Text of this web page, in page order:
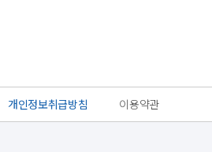
개인정보취급방침 이용약관